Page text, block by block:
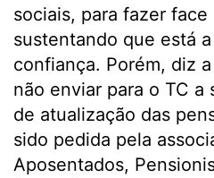
sociais, para fazer face
sustentando que está
confiança. Porém, diz
não enviar para o TC a
de atualização das
sido pedida pela
Aposentados,